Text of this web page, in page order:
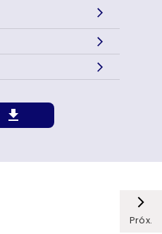
Próx.